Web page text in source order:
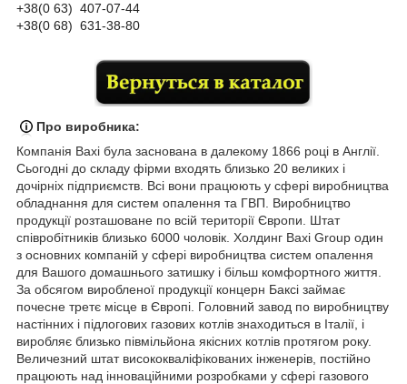
+38(0 63) 407-07-44
+38(0 68) 631-38-80
Про виробника:
Компанія Baxi була заснована в далекому 1866 році в Англії.
Сьогодні до складу фірми входять близько 20 великих і
дочірніх підприємств. Всі вони працюють у сфері виробництва
обладнання для систем опалення та ГВП. Виробництво
продукції розташоване по всій території Європи. Штат
співробітників близько 6000 чоловік. Холдинг Baxi Group один
з основних компаній у сфері виробництва систем опалення
для Вашого домашнього затишку і більш комфортного життя.
За обсягом виробленої продукції концерн Баксі займає
почесне третє місце в Європі. Головний завод по виробництву
настінних і підлогових газових котлів знаходиться в Італії, і
виробляє близько півмільйона якісних котлів протягом року.
Величезний штат висококваліфікованих інженерів, постійно
працюють над інноваційними розробками у сфері газового